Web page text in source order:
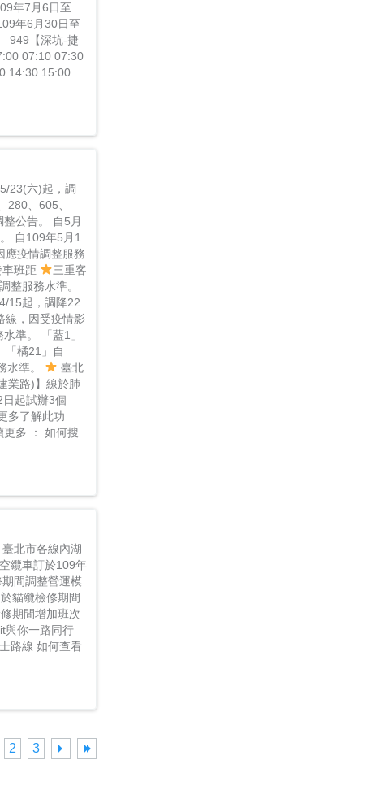
年7月6日至
年6月30日至
949【深坑-捷
07:10 07:30
14:30 15:00
23(六)起，調
、605、
公告。 自5月
自109年5月1
應疫情調整服務
班距
三重客
整服務水準。
15起，調降22
線，因受疫情影
準。 「藍1」
「橘21」自
水準。
臺北
業路)】線於肺
起試辦3個
多了解此功
多 ： 如何搜
北市各線內湖
纜車訂於109年
間調整營運模
貓纜檢修期間
期間增加班次
與你一路同行
路線 如何查看
2 3